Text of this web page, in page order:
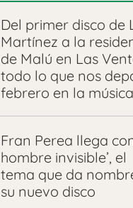
Del primer disco de
Martínez a la
de Malú en Las
todo lo que nos
febrero en la música
Fran Perea llega con
hombre invisible’, el
tema que da
su nuevo disco